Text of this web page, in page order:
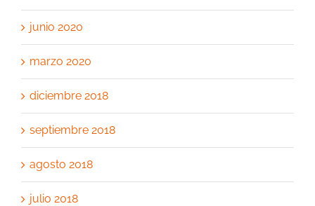
junio 2020
marzo 2020
diciembre 2018
septiembre 2018
agosto 2018
julio 2018